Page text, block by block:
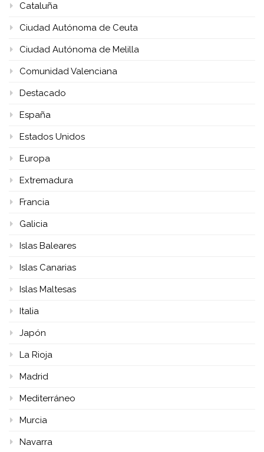
Cataluña
Ciudad Autónoma de Ceuta
Ciudad Autónoma de Melilla
Comunidad Valenciana
Destacado
España
Estados Unidos
Europa
Extremadura
Francia
Galicia
Islas Baleares
Islas Canarias
Islas Maltesas
Italia
Japón
La Rioja
Madrid
Mediterráneo
Murcia
Navarra